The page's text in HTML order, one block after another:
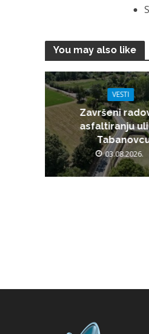
You may also like
VESTI
Završeni
asfaltiranju
03.08.2026.